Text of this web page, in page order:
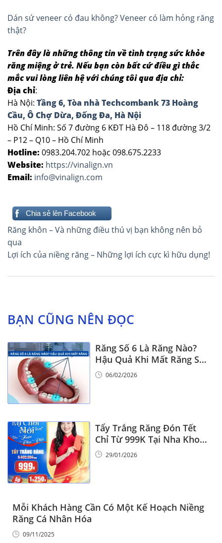
Dán sứ veneer có đau không? Veneer có làm hỏng răng
thật?
Trên đây là những thông tin về tình trạng sức khỏe
răng miệng ở trẻ. Nếu bạn còn bất cứ điều gì thắc
mắc vui lòng liên hệ với chúng tôi qua địa chỉ:
Địa chỉ:
Hà Nội: Tầng 6, Tòa nhà Techcombank 73 Hoàng
Cầu, Ô Chợ Dừa, Đống Đa, Hà Nội
Hồ Chí Minh: Số 7 đường 6 KĐT Hà Đô – 118 đường 3/2
– P12 – Q10 – Hồ Chí Minh
Hotline: 0983.204.702 hoặc 098.675.2233
Website: https://vinalign.vn
Email: info@vinalign.com
Chia sẻ lên Facebook
Điều
hướng
bài
Răng khôn – Và những điều thú vị bạn không nên bỏ
qua
Lợi ích của niềng răng – Những lợi ích cực kì hữu dụng!
BẠN CŨNG NÊN ĐỌC
Răng Số 6 Là Răng Nào?
Hậu Quả Khi Mất Răng Số
6
06/02/2026
Tẩy Trắng Răng Đón Tết
Chỉ Từ 999K Tại Nha Khoa
Vinalign
29/01/2026
Mỗi Khách Hàng Cần Có Một Kế Hoạch Niềng
Răng Cá Nhân Hóa
09/11/2025